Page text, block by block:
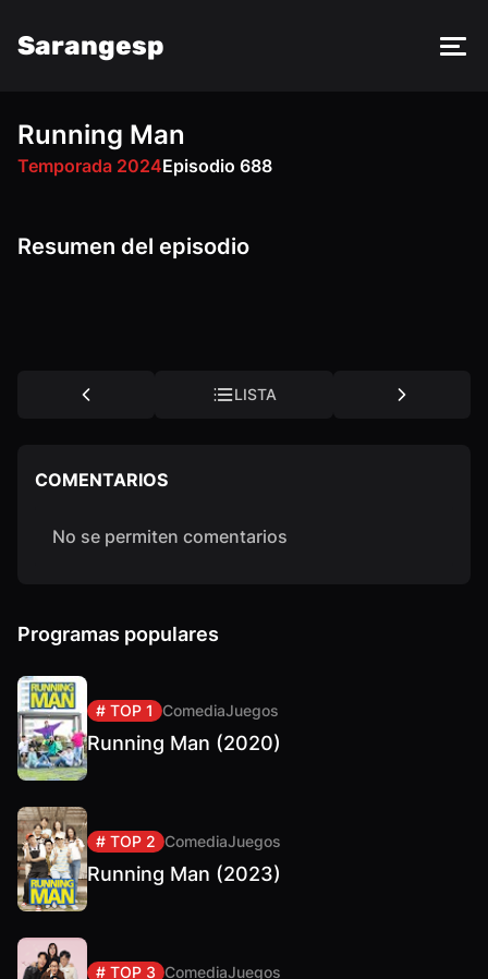
Sarangesp
Running Man
Temporada 2024Episodio 688
DM PY VK
Resumen del episodio
LISTA
COMENTARIOS
No se permiten comentarios
Programas populares
# TOP 1 ComediaJuegos
Running Man (2020)
# TOP 2 ComediaJuegos
Running Man (2023)
# TOP 3 ComediaJuegos